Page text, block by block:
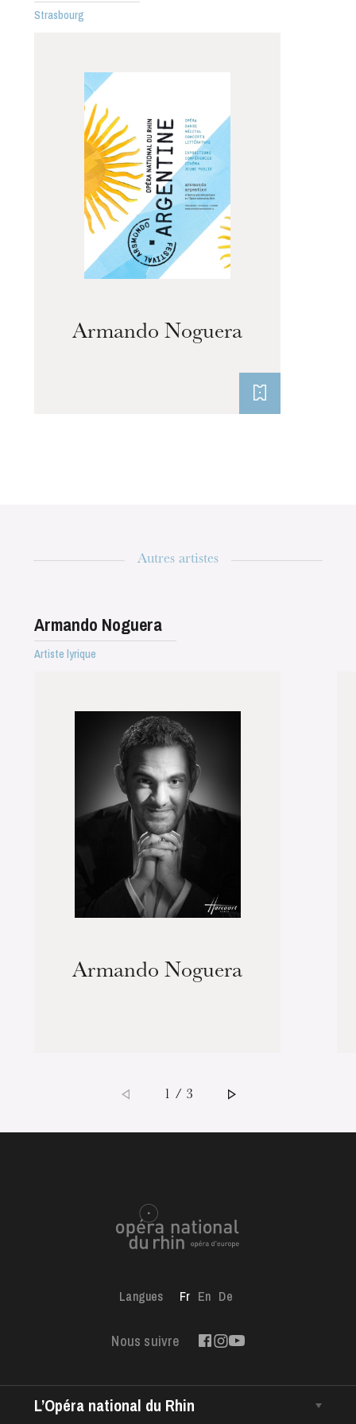
Visites de l’Opéra de
Strasbourg
Strasbourg
Armando Noguera
Autres artistes
1 / 3
Armando Noguera
Artiste lyrique
Armando Noguera
Langues Fr En De
Nous suivre
L’Opéra national du Rhin